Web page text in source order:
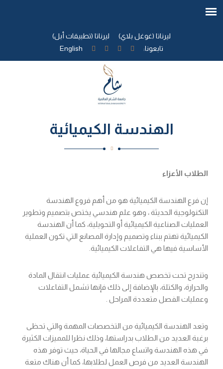
ليرناتا (غوغل بلاي)
ليرناتا (تطبيقات أبل)
تابعونا:
English
الهندسة الكيميائية
الطلاب الأعزاء
إن فرع الهندسة الكيميائية هو من أهم فروع الهندسة
التكنولوجية الحديثة ، وهو علم هندسي يختص بتصميم وتطوير
العمليات الصناعية الكيميائية أو التحويلية، كما أن الهندسة
الكيميائية تهتم ببناء وتصميم وإدارة المصانع التي تكون العملية
الأساسية فيها هي التفاعلات الكيميائية.
وتندرج تحت تخصص هندسة الكيميائية عمليات انتقال المادة
والحرارة، والكتلة، بالإضافة إلى ذلك فإنها تشمل التفاعلات
وعمليات الفصل متعددة المراحل .
وتعد الهندسة الكيميائية من التخصصات المهمة والتي تحظى
برغبة العديد من الطلاب بدراستها، وذلك نظرا للمميزات الكثيرة
في هذه الهندسة واتساع مجالها في الحياة، حيث توفر هذه
الهندسة العديد من فرص العمل لطلابها، كما أن هناك متعة